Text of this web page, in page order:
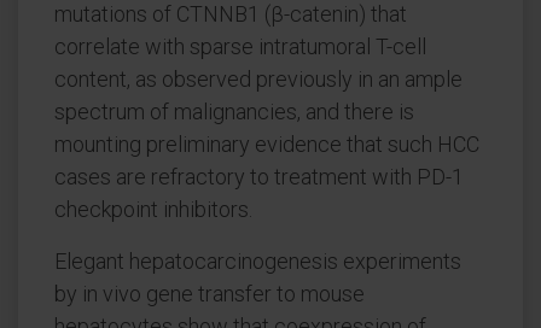
mutations of CTNNB1 (β-catenin) that
correlate with sparse intratumoral T-cell
content, as observed previously in an ample
spectrum of malignancies, and there is
mounting preliminary evidence that such HCC
cases are refractory to treatment with PD-1
checkpoint inhibitors.
Elegant hepatocarcinogenesis experiments
by in vivo gene transfer to mouse